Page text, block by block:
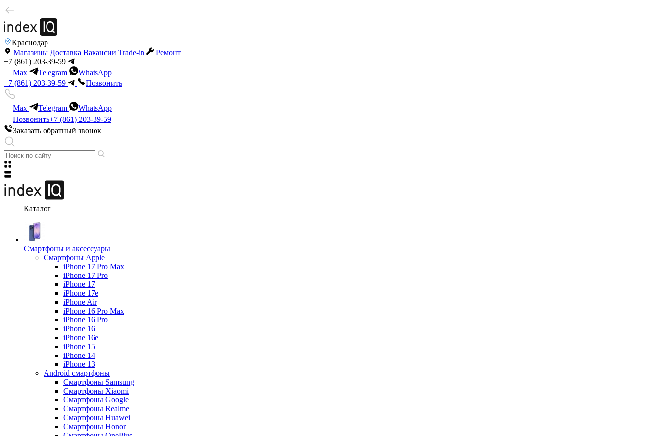
Краснодар
Магазины Доставка Вакансии Trade-in
Ремонт
+7 (861) 203-39-59
Max
Telegram
WhatsApp
+7 (861) 203-39-59
Позвонить
Max Telegram
WhatsApp
Позвонить+7 (861) 203-39-59
Заказать обратный звонок
Каталог
Смартфоны и аксессуары
Смартфоны Apple
iPhone 17 Pro Max
iPhone 17 Pro
iPhone 17
iPhone 17e
iPhone Air
iPhone 16 Pro Max
iPhone 16 Pro
iPhone 16
iPhone 16e
iPhone 15
iPhone 14
iPhone 13
Android cмартфоны
Смартфоны Samsung
Смартфоны Xiaomi
Смартфоны Google
Смартфоны Realme
Смартфоны Huawei
Смартфоны Honor